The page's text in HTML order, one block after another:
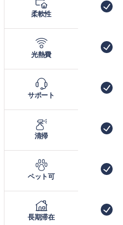
柔軟性
光熱費
サポート
清掃
ペット可
長期滞在